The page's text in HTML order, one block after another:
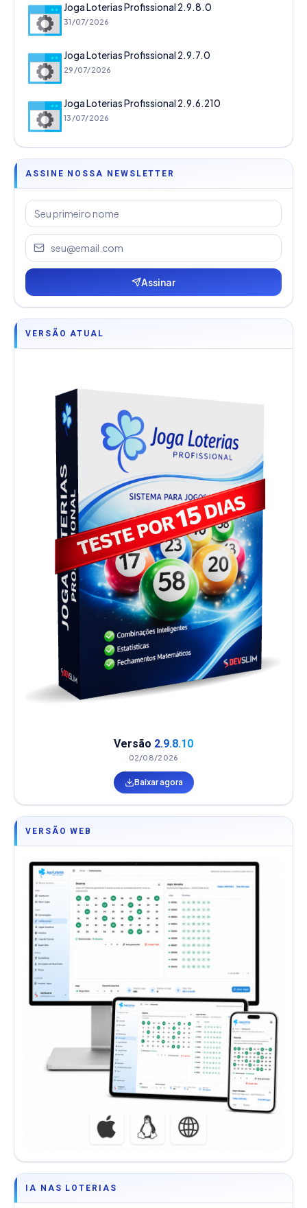
Joga Loterias Profissional 2.9.8.0
31/07/2026
Joga Loterias Profissional 2.9.7.0
29/07/2026
Joga Loterias Profissional 2.9.6.210
13/07/2026
ASSINE NOSSA NEWSLETTER
Assinar
VERSÃO ATUAL
Versão 2.9.8.10
02/08/2026
Baixar agora
VERSÃO WEB
IA NAS LOTERIAS